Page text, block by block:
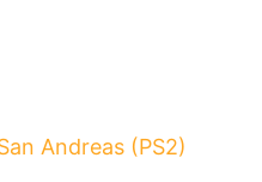
Andreas (PS2)